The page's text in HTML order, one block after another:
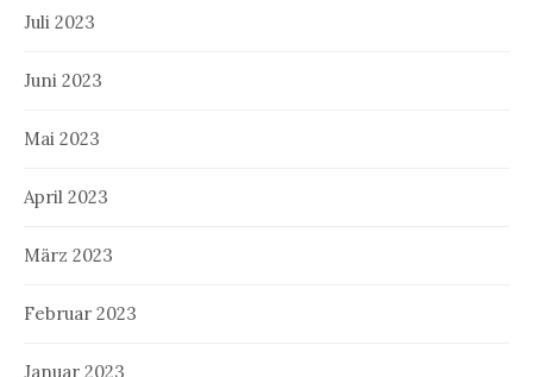
Juli 2023
Juni 2023
Mai 2023
April 2023
März 2023
Februar 2023
Januar 2023